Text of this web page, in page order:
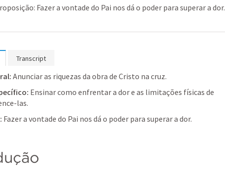
Fazer a vontade do Pai nos dá o poder para superar a dor.
Transcript
Anunciar as riquezas da obra de Cristo na cruz.
Ensinar como enfrentar a dor e as limitações físicas de
las.
Fazer a vontade do Pai nos dá o poder para superar a dor.